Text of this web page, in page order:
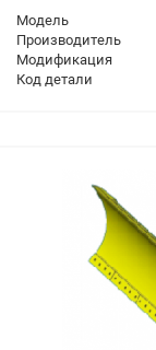
Модель
Производитель
Модификация
Код детали